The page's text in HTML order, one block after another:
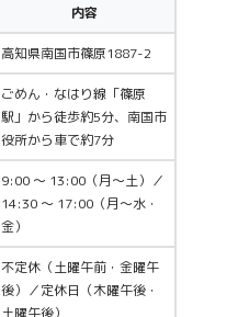
内容
高知県南国市篠原1887-2
ごめん・なはり線「篠原
駅」から徒歩約5分、南国市
役所から車で約7分
9:00 ～ 13:00（月〜土）／
14:30 ～ 17:00（月〜水・
金）
不定休（土曜午前・金曜午
後）／定休日（木曜午後・